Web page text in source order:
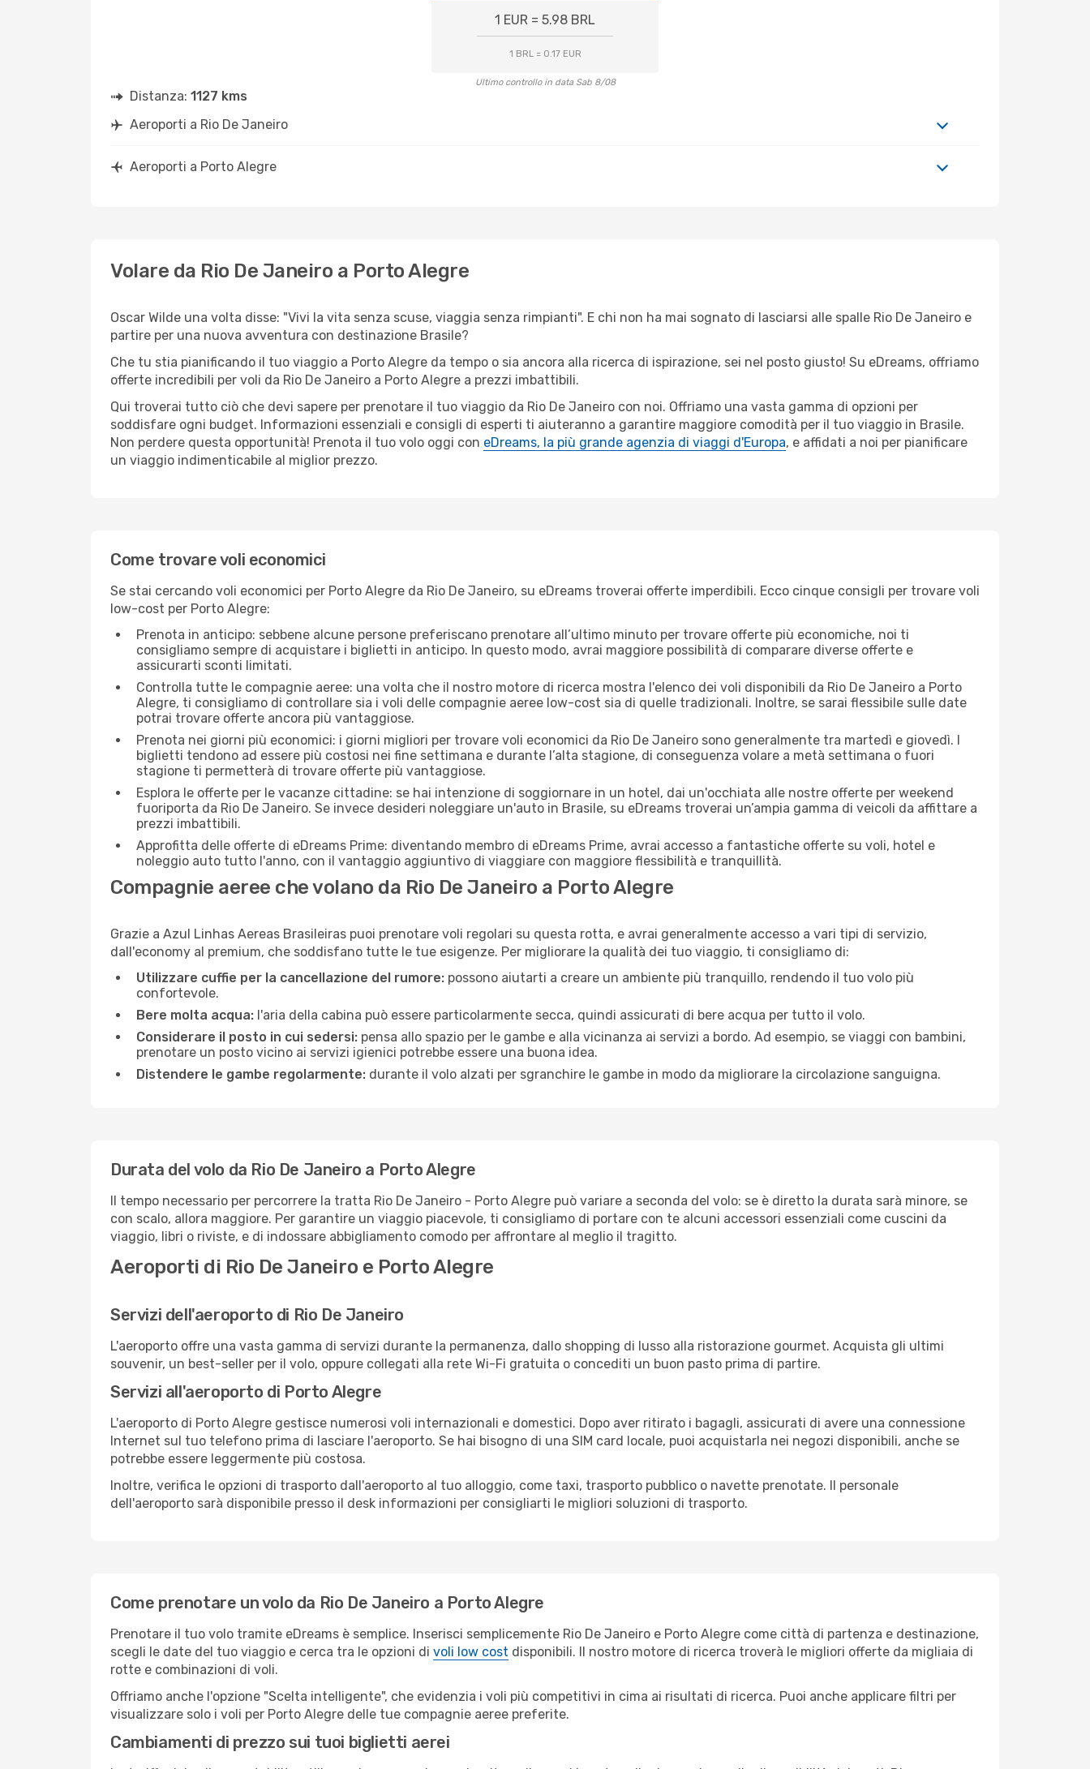
1 EUR = 5.98 BRL
1 BRL = 0.17 EUR
Ultimo controllo in data Sab 8/08
Distanza: 1127 kms
Aeroporti a Rio De Janeiro
Aeroporti a Porto Alegre
Volare da Rio De Janeiro a Porto Alegre
Oscar Wilde una volta disse: "Vivi la vita senza scuse, viaggia senza rimpianti". E chi non ha mai sognato di lasciarsi alle spalle Rio De Janeiro e
partire per una nuova avventura con destinazione Brasile?
Che tu stia pianificando il tuo viaggio a Porto Alegre da tempo o sia ancora alla ricerca di ispirazione, sei nel posto giusto! Su eDreams, offriamo
offerte incredibili per voli da Rio De Janeiro a Porto Alegre a prezzi imbattibili.
Qui troverai tutto ciò che devi sapere per prenotare il tuo viaggio da Rio De Janeiro con noi. Offriamo una vasta gamma di opzioni per
soddisfare ogni budget. Informazioni essenziali e consigli di esperti ti aiuteranno a garantire maggiore comodità per il tuo viaggio in Brasile.
Non perdere questa opportunità! Prenota il tuo volo oggi con eDreams, la più grande agenzia di viaggi d'Europa, e affidati a noi per pianificare
un viaggio indimenticabile al miglior prezzo.
Come trovare voli economici
Se stai cercando voli economici per Porto Alegre da Rio De Janeiro, su eDreams troverai offerte imperdibili. Ecco cinque consigli per trovare voli
low-cost per Porto Alegre:
Prenota in anticipo: sebbene alcune persone preferiscano prenotare all’ultimo minuto per trovare offerte più economiche, noi ti
consigliamo sempre di acquistare i biglietti in anticipo. In questo modo, avrai maggiore possibilità di comparare diverse offerte e
assicurarti sconti limitati.
Controlla tutte le compagnie aeree: una volta che il nostro motore di ricerca mostra l'elenco dei voli disponibili da Rio De Janeiro a Porto
Alegre, ti consigliamo di controllare sia i voli delle compagnie aeree low-cost sia di quelle tradizionali. Inoltre, se sarai flessibile sulle date
potrai trovare offerte ancora più vantaggiose.
Prenota nei giorni più economici: i giorni migliori per trovare voli economici da Rio De Janeiro sono generalmente tra martedì e giovedì. I
biglietti tendono ad essere più costosi nei fine settimana e durante l’alta stagione, di conseguenza volare a metà settimana o fuori
stagione ti permetterà di trovare offerte più vantaggiose.
Esplora le offerte per le vacanze cittadine: se hai intenzione di soggiornare in un hotel, dai un'occhiata alle nostre offerte per weekend
fuoriporta da Rio De Janeiro. Se invece desideri noleggiare un'auto in Brasile, su eDreams troverai un’ampia gamma di veicoli da affittare a
prezzi imbattibili.
Approfitta delle offerte di eDreams Prime: diventando membro di eDreams Prime, avrai accesso a fantastiche offerte su voli, hotel e
noleggio auto tutto l'anno, con il vantaggio aggiuntivo di viaggiare con maggiore flessibilità e tranquillità.
Compagnie aeree che volano da Rio De Janeiro a Porto Alegre
Grazie a Azul Linhas Aereas Brasileiras puoi prenotare voli regolari su questa rotta, e avrai generalmente accesso a vari tipi di servizio,
dall'economy al premium, che soddisfano tutte le tue esigenze. Per migliorare la qualità dei tuo viaggio, ti consigliamo di:
Utilizzare cuffie per la cancellazione del rumore: possono aiutarti a creare un ambiente più tranquillo, rendendo il tuo volo più
confortevole.
Bere molta acqua: l'aria della cabina può essere particolarmente secca, quindi assicurati di bere acqua per tutto il volo.
Considerare il posto in cui sedersi: pensa allo spazio per le gambe e alla vicinanza ai servizi a bordo. Ad esempio, se viaggi con bambini,
prenotare un posto vicino ai servizi igienici potrebbe essere una buona idea.
Distendere le gambe regolarmente: durante il volo alzati per sgranchire le gambe in modo da migliorare la circolazione sanguigna.
Durata del volo da Rio De Janeiro a Porto Alegre
Il tempo necessario per percorrere la tratta Rio De Janeiro - Porto Alegre può variare a seconda del volo: se è diretto la durata sarà minore, se
con scalo, allora maggiore. Per garantire un viaggio piacevole, ti consigliamo di portare con te alcuni accessori essenziali come cuscini da
viaggio, libri o riviste, e di indossare abbigliamento comodo per affrontare al meglio il tragitto.
Aeroporti di Rio De Janeiro e Porto Alegre
Servizi dell'aeroporto di Rio De Janeiro
L'aeroporto offre una vasta gamma di servizi durante la permanenza, dallo shopping di lusso alla ristorazione gourmet. Acquista gli ultimi
souvenir, un best-seller per il volo, oppure collegati alla rete Wi-Fi gratuita o concediti un buon pasto prima di partire.
Servizi all'aeroporto di Porto Alegre
L'aeroporto di Porto Alegre gestisce numerosi voli internazionali e domestici. Dopo aver ritirato i bagagli, assicurati di avere una connessione
Internet sul tuo telefono prima di lasciare l'aeroporto. Se hai bisogno di una SIM card locale, puoi acquistarla nei negozi disponibili, anche se
potrebbe essere leggermente più costosa.
Inoltre, verifica le opzioni di trasporto dall'aeroporto al tuo alloggio, come taxi, trasporto pubblico o navette prenotate. Il personale
dell'aeroporto sarà disponibile presso il desk informazioni per consigliarti le migliori soluzioni di trasporto.
Come prenotare un volo da Rio De Janeiro a Porto Alegre
Prenotare il tuo volo tramite eDreams è semplice. Inserisci semplicemente Rio De Janeiro e Porto Alegre come città di partenza e destinazione,
scegli le date del tuo viaggio e cerca tra le opzioni di voli low cost disponibili. Il nostro motore di ricerca troverà le migliori offerte da migliaia di
rotte e combinazioni di voli.
Offriamo anche l'opzione "Scelta intelligente", che evidenzia i voli più competitivi in cima ai risultati di ricerca. Puoi anche applicare filtri per
visualizzare solo i voli per Porto Alegre delle tue compagnie aeree preferite.
Cambiamenti di prezzo sui tuoi biglietti aerei